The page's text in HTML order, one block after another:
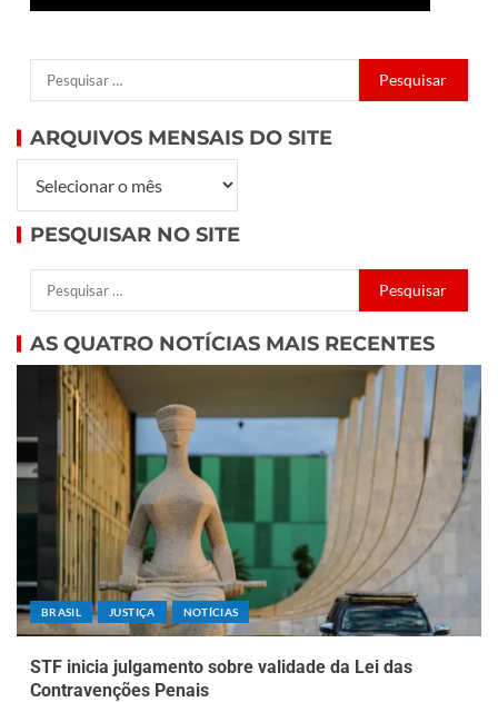
ARQUIVOS MENSAIS DO SITE
PESQUISAR NO SITE
AS QUATRO NOTÍCIAS MAIS RECENTES
BRASIL JUSTIÇA NOTÍCIAS
STF inicia julgamento sobre validade da Lei das
Contravenções Penais